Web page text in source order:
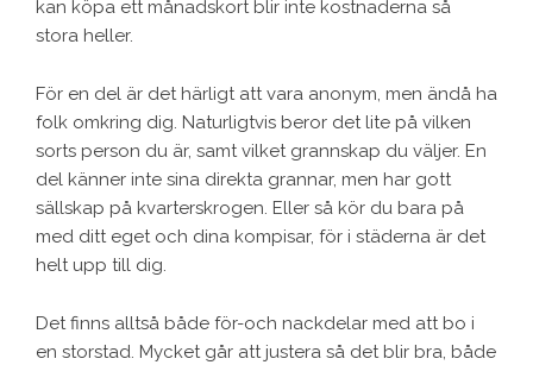
kan köpa ett månadskort blir inte kostnaderna så
stora heller.
För en del är det härligt att vara anonym, men ändå ha
folk omkring dig. Naturligtvis beror det lite på vilken
sorts person du är, samt vilket grannskap du väljer. En
del känner inte sina direkta grannar, men har gott
sällskap på kvarterskrogen. Eller så kör du bara på
med ditt eget och dina kompisar, för i städerna är det
helt upp till dig.
Det finns alltså både för-och nackdelar med att bo i
en storstad. Mycket går att justera så det blir bra, både